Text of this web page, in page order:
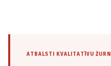
ATBALSTI KVALITATĪVU